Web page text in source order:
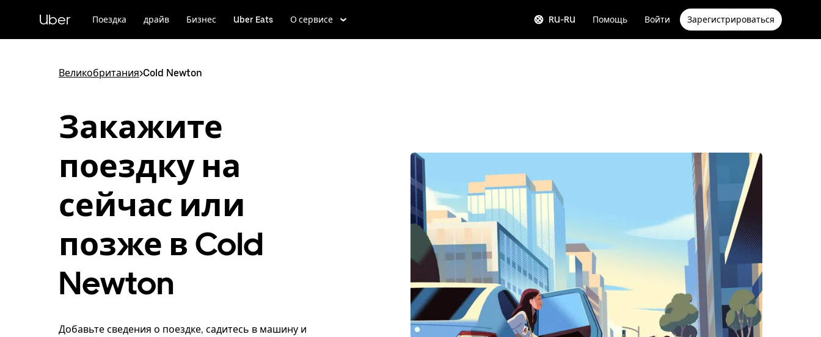
к
Uber Поездка драйв Бизнес Uber Eats О сервисе RU-RU Помощь Войти Зарегистрироваться
Великобритания>Cold Newton
Закажите
поездку на
сейчас или
позже в Cold
Newton
Добавьте сведения о поездке, садитесь в машину и